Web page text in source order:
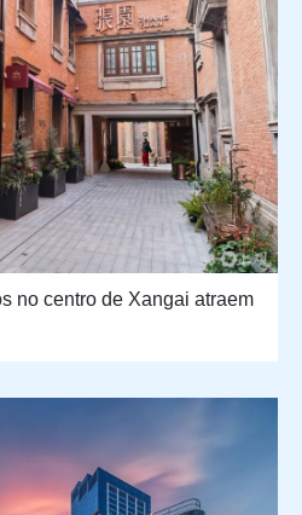
no centro de Xangai atraem